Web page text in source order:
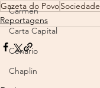
Carmen
Carta Capital
Cenário
Chaplin
Gazeta do PovoSociedade
Reportagens